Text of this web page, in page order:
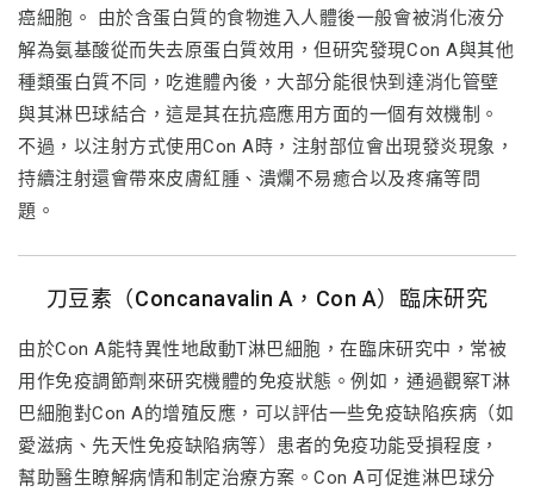
癌細胞。 由於含蛋白質的食物進入人體後一般會被消化液分
解為氨基酸從而失去原蛋白質效用，但研究發現Con A與其他
種類蛋白質不同，吃進體內後，大部分能很快到達消化管壁
與其淋巴球結合，這是其在抗癌應用方面的一個有效機制。
不過，以注射方式使用Con A時，注射部位會出現發炎現象，
持續注射還會帶來皮膚紅腫、潰爛不易癒合以及疼痛等問
題。
刀豆素（Concanavalin A，Con A）臨床研究
由於Con A能特異性地啟動T淋巴細胞，在臨床研究中，常被
用作免疫調節劑來研究機體的免疫狀態。例如，通過觀察T淋
巴細胞對Con A的增殖反應，可以評估一些免疫缺陷疾病（如
愛滋病、先天性免疫缺陷病等）患者的免疫功能受損程度，
幫助醫生瞭解病情和制定治療方案。Con A可促進淋巴球分